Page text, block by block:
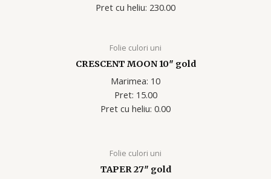
Pret cu heliu: 230.00
Folie culori uni
CRESCENT MOON 10″ gold
Marimea: 10
Pret: 15.00
Pret cu heliu: 0.00
Folie culori uni
TAPER 27″ gold